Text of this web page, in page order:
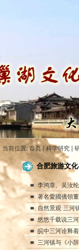
当前位置:首页 科学研究
合肥旅游文
李鸿章、吴汝
著名愛國僑領
自然景观·三河
悠悠千载说三河
皖中三河诠释
三河镇与《小